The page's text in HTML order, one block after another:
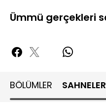
Ümmü gerçekleri
BÖLÜMLER SAHNELER